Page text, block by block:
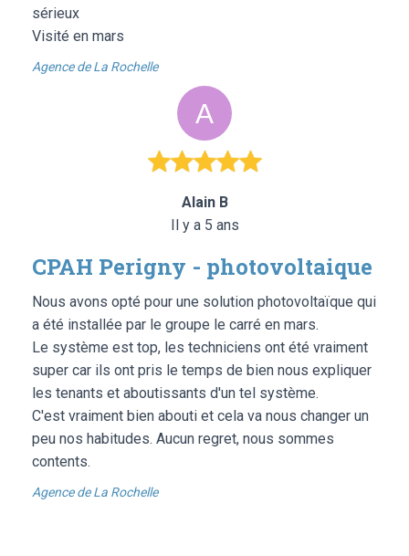
sérieux
Visité en mars
Agence de La Rochelle
Alain B
Il y a 5 ans
CPAH Perigny - photovoltaique
Nous avons opté pour une solution photovoltaïque qui
a été installée par le groupe le carré en mars.
Le système est top, les techniciens ont été vraiment
super car ils ont pris le temps de bien nous expliquer
les tenants et aboutissants d'un tel système.
C'est vraiment bien abouti et cela va nous changer un
peu nos habitudes. Aucun regret, nous sommes
contents.
Agence de La Rochelle